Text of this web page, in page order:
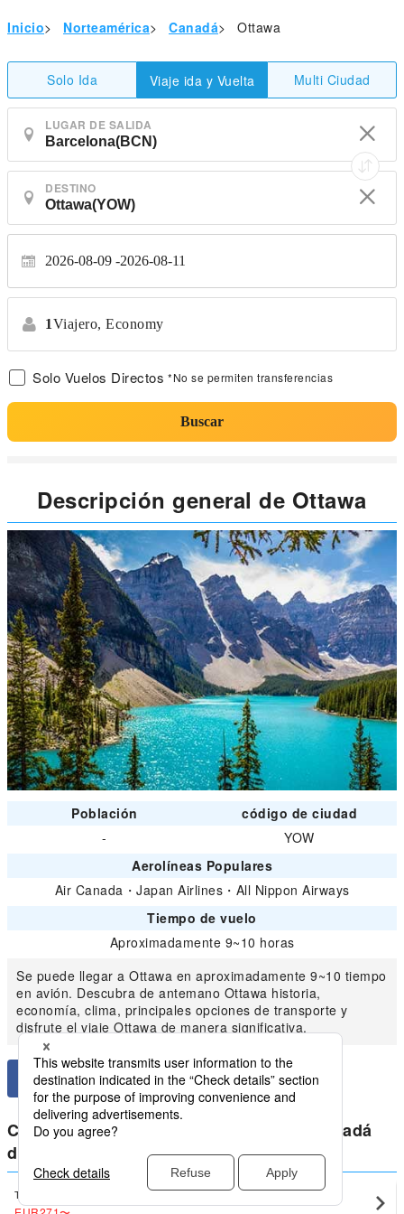
Inicio> Norteamérica> Canadá> Ottawa
Solo Ida Viaje ida y Vuelta Multi Ciudad
LUGAR DE SALIDA
DESTINO
2026-08-09 2026-08-11
1Viajero, Economy
Solo Vuelos Directos *No se permiten transferencias
Buscar
Descripción general de Ottawa
Población
código de ciudad
-
YOW
Aerolíneas Populares
Air Canada ・ Japan Airlines ・ All Nippon Airways
Tiempo de vuelo
Aproximadamente 9~10 horas
Se puede llegar a Ottawa en aproximadamente 9~10 tiempo
en avión. Descubra de antemano Ottawa historia,
economía, clima, principales opciones de transporte y
disfrute el viaje Ottawa de manera significativa.
Compara los precios más bajos para Canadá
doméstico de Ottawa
Toronto